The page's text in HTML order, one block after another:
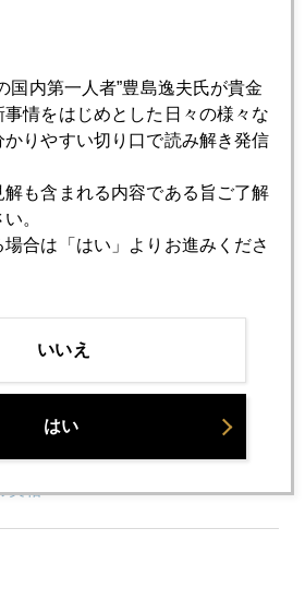
9月 10月 11月 12月
ら現実へ
悪化、保護主義が原因
実相
国内第一人者”豊島逸夫氏が貴金
事情をはじめとした日々の様々な
りやすい切り口で読み解き発信
解も含まれる内容である旨ご了解
。
合は「はい」よりお進みくださ
いいえ
はい